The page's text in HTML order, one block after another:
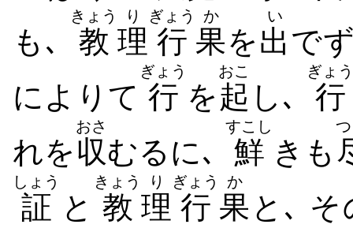
も､
教
きょう
理
り
行
ぎょう
果
か
を出
い
で
によりて 行
ぎょう
を起
おこ
し､ 行
ぎょう
れを収
おさ
むるに､ 鮮
すこし
きも
証
しょう
と 教
きょう
理
り
行
ぎょう
果
か
と､ そ